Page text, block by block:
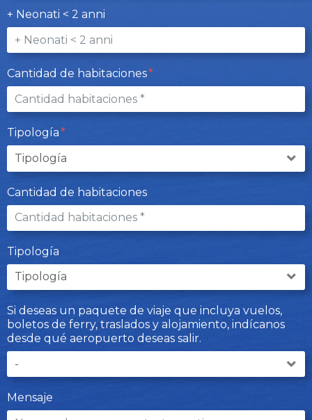
+ Neonati < 2 anni
Cantidad de habitaciones
Tipología
Cantidad de habitaciones
Tipología
Si deseas un paquete de viaje que incluya vuelos,
boletos de ferry, traslados y alojamiento, indícanos
desde qué aeropuerto deseas salir.
Mensaje